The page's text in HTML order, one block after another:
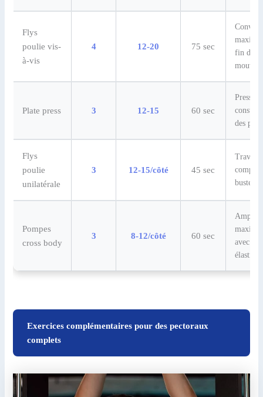
Flys
poulie vis-
à-vis
4 12-20 75 sec
fin de
Plate press 3 12-15 60 sec
Pression
des
Flys
poulie
unilatérale
3 12-15/côté 45 sec
buste
Pompes
cross body
3 8-12/côté 60 sec
avec
Exercices complémentaires pour des pectoraux
complets